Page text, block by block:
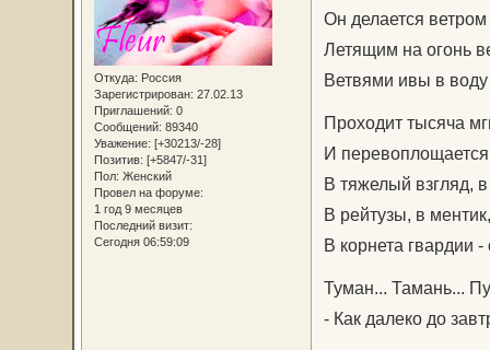
Откуда: Россия
Зарегистрирован: 27.02.13
Приглашений: 0
Сообщений: 89340
Уважение: [+30213/-28]
Позитив: [+5847/-31]
Пол: Женский
Провел на форуме:
1 год 9 месяцев
Последний визит:
Сегодня 06:59:09
Он делается
Летящим на огонь
Ветвями ивы в воду
Проходит тысяча
И
В тяжелый взгляд, в
В рейтузы, в
В корнета гвардии
Туман... Тамань...
- Как далеко до